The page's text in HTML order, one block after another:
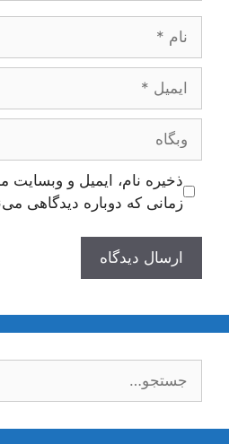
وبگاه
ذخیره نام، ایمیل و وبسایت
زمانی که دوباره دیدگاهی